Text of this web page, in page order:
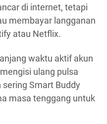
di internet, tetapi
membayar langganan
atau Netflix.
waktu aktif akun
ulang pulsa
Smart Buddy
masa tenggang untuk